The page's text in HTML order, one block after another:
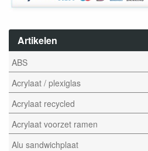
Artikelen
ABS
Acrylaat / plexiglas
Acrylaat recycled
Acrylaat voorzet ramen
Alu sandwichplaat